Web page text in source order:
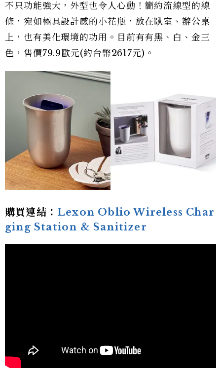
不只功能強大，外型也令人心動！簡約流線型的線
條，宛如極具設計感的小花瓶，放在臥室、辦公桌
上，也有美化環境的功用。目前有有黑、白、金三
色，售價79.9歐元(約台幣2617元)。
購買連結： Lexon Oblio Wireless Char
ging Station & Sanitizer